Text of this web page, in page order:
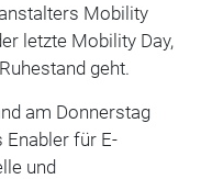
Mobility
letzte Mobility Day,
geht.
am Donnerstag
Enabler für E-
und